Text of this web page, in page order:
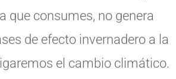
que consumes, no genera
de efecto invernadero a la
el cambio climático.